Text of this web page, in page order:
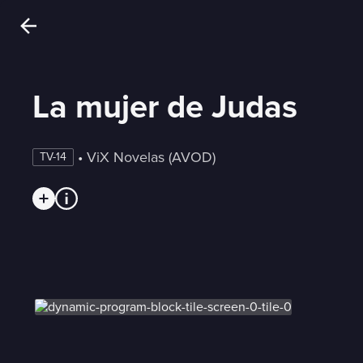
La mujer de Judas
TV-14 • ViX Novelas (AVOD)